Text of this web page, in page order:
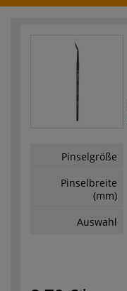
Pinselgröße
Pinselbreite
(mm)
Auswahl